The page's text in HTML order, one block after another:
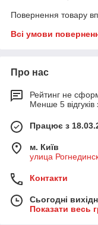
Повернення товару
Всі умови
Про нас
Рейтинг не
Менше 5 відгуків
Працює з
м. Київ
улица
Контакти
Сьогодні
Показати весь